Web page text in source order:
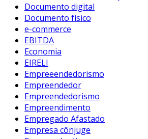
Documento digital
Documento físico
e-commerce
EBITDA
Economia
EIRELI
Empreeendedorismo
Empreendedor
Empreendedorismo
Empreendimento
Empregado Afastado
Empresa cônjuge